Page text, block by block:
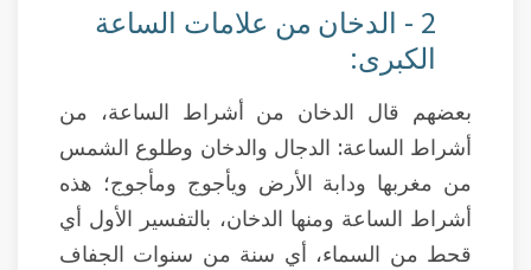
2 - الدخان من علامات الساعة
الكبرى:
بعضهم قال الدخان من أشراط الساعة، من
أشراط الساعة: الدجال والدخان وطلوع الشمس
من مغربها ودابة الأرض ويأجوج ومأجوج؛ هذه
أشراط الساعة ومنها الدخان، بالتفسير الأول أي
قحط من السماء، أي سنة من سنوات الجفاف